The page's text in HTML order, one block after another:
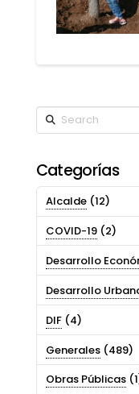
Search
Categorías
Alcalde(12)
COVID-19(2)
Desarrollo
Desarrollo
DIF(4)
Generales(489)
Obras Públicas